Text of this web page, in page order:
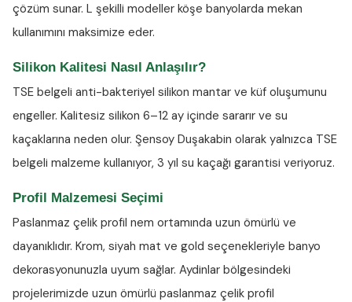
çözüm sunar. L şekilli modeller köşe banyolarda mekan
kullanımını maksimize eder.
Silikon Kalitesi Nasıl Anlaşılır?
TSE belgeli anti-bakteriyel silikon mantar ve küf oluşumunu
engeller. Kalitesiz silikon 6–12 ay içinde sararır ve su
kaçaklarına neden olur. Şensoy Duşakabin olarak yalnızca TSE
belgeli malzeme kullanıyor, 3 yıl su kaçağı garantisi veriyoruz.
Profil Malzemesi Seçimi
Paslanmaz çelik profil nem ortamında uzun ömürlü ve
dayanıklıdır. Krom, siyah mat ve gold seçenekleriyle banyo
dekorasyonunuzla uyum sağlar. Aydinlar bölgesindeki
projelerimizde uzun ömürlü paslanmaz çelik profil